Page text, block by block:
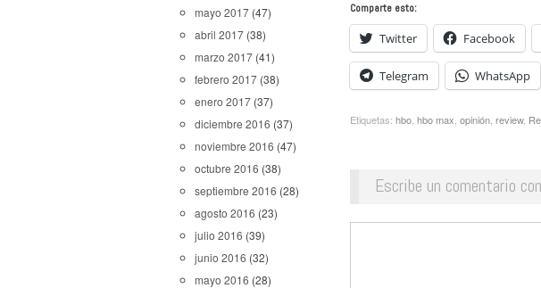
mayo 2017 (47)
abril 2017 (38)
marzo 2017 (41)
febrero 2017 (38)
enero 2017 (37)
diciembre 2016 (37)
noviembre 2016 (47)
octubre 2016 (38)
septiembre 2016 (28)
agosto 2016 (23)
julio 2016 (39)
junio 2016 (32)
mayo 2016 (28)
Comparte esto:
Twitter Facebook
Telegram WhatsApp
Etiquetas: hbo, hbo max, opinión, review,
Escribe un comentario